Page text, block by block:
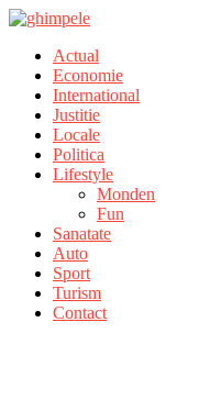
Actual
Economie
International
Justitie
Locale
Politica
Lifestyle
Monden
Fun
Sanatate
Auto
Sport
Turism
Contact